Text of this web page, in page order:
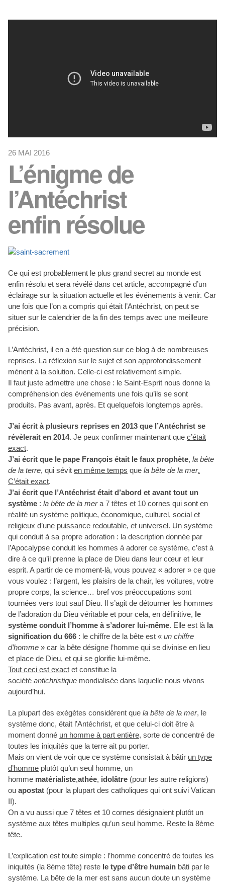
26 MAI 2016
L’énigme de
l’Antéchrist
enfin résolue
Ce qui est probablement le plus grand secret au monde est
enfin résolu et sera révélé dans cet article, accompagné d’un
éclairage sur la situation actuelle et les événements à venir. Car
une fois que l’on a compris qui était l’Antéchrist, on peut se
situer sur le calendrier de la fin des temps avec une meilleure
précision.
L’Antéchrist, il en a été question sur ce blog à de nombreuses
reprises. La réflexion sur le sujet et son approfondissement
mènent à la solution. Celle-ci est relativement simple.
Il faut juste admettre une chose : le Saint-Esprit nous donne la
compréhension des événements une fois qu’ils se sont
produits. Pas avant, après. Et quelquefois longtemps après.
J’ai écrit à plusieurs reprises en 2013 que l’Antéchrist se
révèlerait en 2014. Je peux confirmer maintenant que c’était
exact.
J’ai écrit que le pape François était le faux prophète, la bête
de la terre, qui sévit en même temps que la bête de la mer.
C’était exact.
J’ai écrit que l’Antéchrist était d’abord et avant tout un
système : la bête de la mera 7 têtes et 10 cornes qui sont en
réalité un système politique, économique, culturel, social et
religieux d’une puissance redoutable, et universel. Un système
qui conduit à sa propre adoration : la description donnée par
l’Apocalypse conduit les hommes à adorer ce système, c’est à
dire à ce qu’il prenne la place de Dieu dans leur cœur et leur
esprit. A partir de ce moment-là, vous pouvez « adorer » ce que
vous voulez : l’argent, les plaisirs de la chair, les voitures, votre
propre corps, la science… bref vos préoccupations sont
tournées vers tout sauf Dieu. Il s’agit de détourner les hommes
de l’adoration du Dieu véritable et pour cela, en définitive, le
système conduit l’homme à s’adorer lui-même. Elle est là la
signification du 666 : le chiffre de la bête est « un chiffre
d’homme » car la bête désigne l’homme qui se divinise en lieu
et place de Dieu, et qui se glorifie lui-même.
Tout ceci est exact et constitue la
société antichristique mondialisée dans laquelle nous vivons
aujourd’hui.
La plupart des exégètes considèrent que la bête de la mer, le
système donc, était l’Antéchrist, et que celui-ci doit être à
moment donné un homme à part entière, sorte de concentré de
toutes les iniquités que la terre ait pu porter.
Mais on vient de voir que ce système consistait à bâtir un type
d’homme plutôt qu’un seul homme, un
homme matérialiste,athée, idolâtre (pour les autre religions)
ou apostat (pour la plupart des catholiques qui ont suivi Vatican
II).
On a vu aussi que 7 têtes et 10 cornes désignaient plutôt un
système aux têtes multiples qu’un seul homme. Reste la 8ème
tête.
L’explication est toute simple : l’homme concentré de toutes les
iniquités (la 8ème tête) reste le type d’être humain bâti par le
système. La bête de la mer est sans aucun doute un système